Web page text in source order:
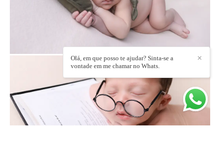
✕
Olá, em que posso te ajudar? Sinta-se a
vontade em me chamar no Whats.